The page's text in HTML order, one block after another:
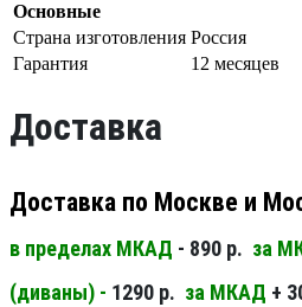
Основные
Страна изготовления Россия
Гарантия
12 месяцев
Доставка
Доставка по Москве и
в пределах МКАД - 890 р. за
(диваны) - 1290 р. за МКАД +